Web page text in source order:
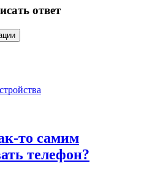
ответ
то самим
телефон?